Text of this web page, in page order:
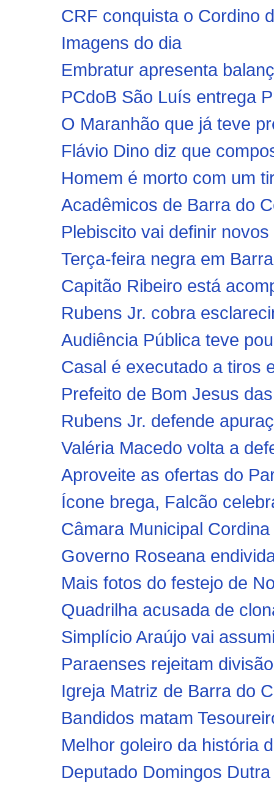
CRF conquista o Cordino
Imagens do dia
Embratur apresenta
PCdoB São Luís entrega
O Maranhão que já teve
Flávio Dino diz que
Homem é morto com um
Acadêmicos de Barra do
Plebiscito vai definir
Terça-feira negra em
Capitão Ribeiro está
Rubens Jr. cobra
Audiência Pública teve
Casal é executado a tiros
Prefeito de Bom Jesus
Rubens Jr. defende
Valéria Macedo volta a
Aproveite as ofertas do
Ícone brega, Falcão
Câmara Municipal
Governo Roseana
Mais fotos do festejo de
Quadrilha acusada de
Simplício Araújo vai
Paraenses rejeitam
Igreja Matriz de Barra do
Bandidos matam
Melhor goleiro da história
Deputado Domingos